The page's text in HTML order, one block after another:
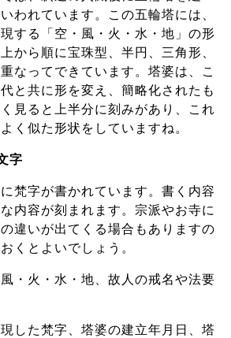
われています。この五輪塔には、
する「空・風・火・水・地」の形
から順に宝珠型、半円、三角形、
なってできています。塔婆は、こ
と共に形を変え、簡略化されたも
見ると上半分に刻みがあり、これ
く似た形状をしていますね。
字
梵字が書かれています。書く内容
内容が刻まれます。宗派やお寺に
違いが出てくる場合もありますの
くとよいでしょう。
・火・水・地、故人の戒名や法要
した梵字、塔婆の建立年月日、塔